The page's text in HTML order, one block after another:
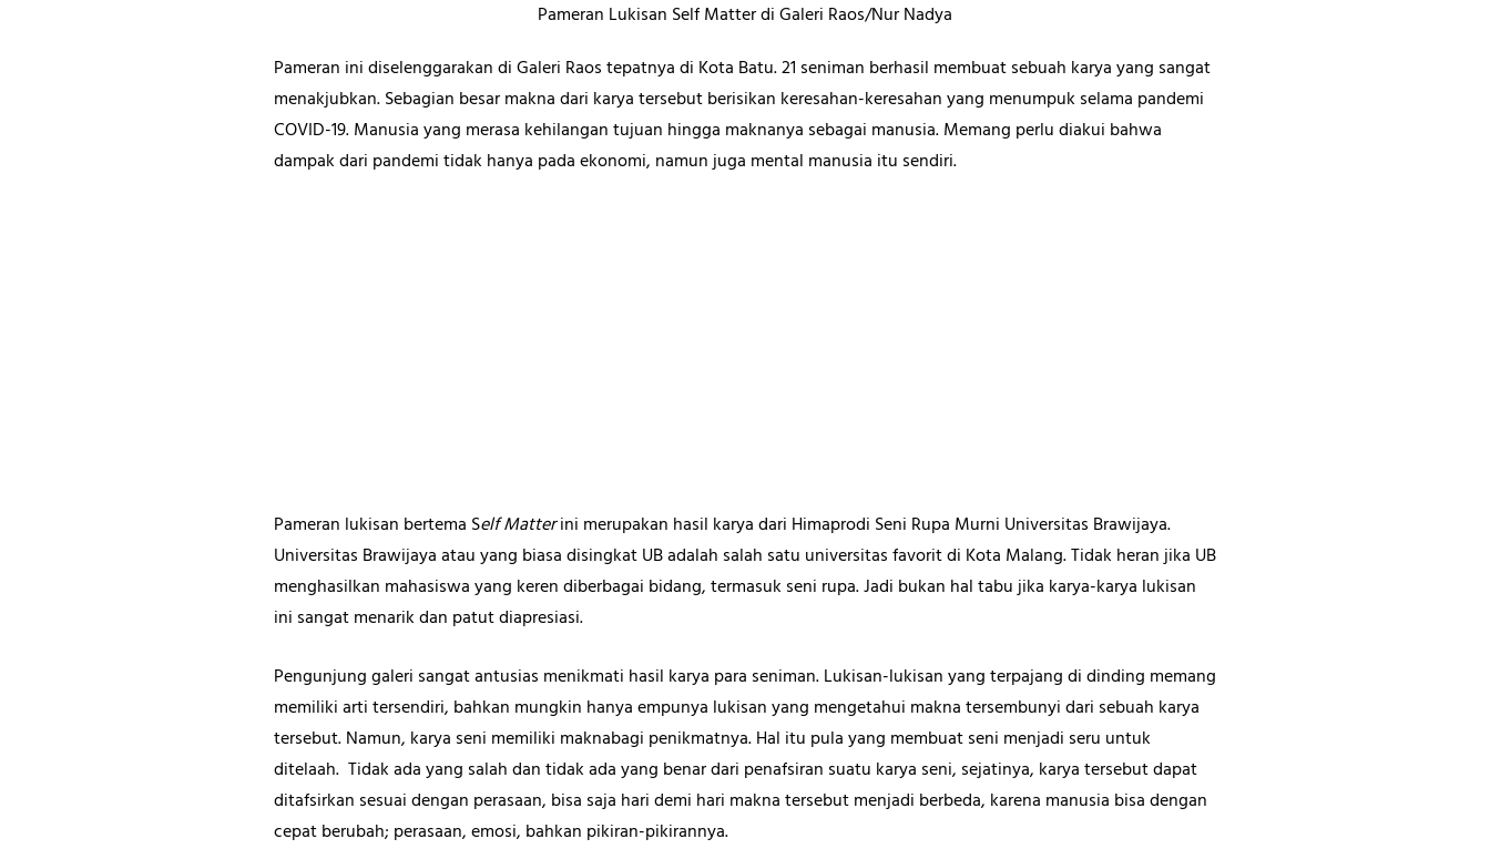
Pameran Lukisan Self Matter di Galeri Raos/Nur Nadya
Pameran ini diselenggarakan di Galeri Raos tepatnya di Kota Batu. 21 seniman berhasil membuat sebuah karya yang sangat
menakjubkan. Sebagian besar makna dari karya tersebut berisikan keresahan-keresahan yang menumpuk selama pandemi
COVID-19. Manusia yang merasa kehilangan tujuan hingga maknanya sebagai manusia. Memang perlu diakui bahwa
dampak dari pandemi tidak hanya pada ekonomi, namun juga mental manusia itu sendiri.
Pameran lukisan bertema Self Matterini merupakan hasil karya dari Himaprodi Seni Rupa Murni Universitas Brawijaya.
Universitas Brawijaya atau yang biasa disingkat UB adalah salah satu universitas favorit di Kota Malang. Tidak heran jika UB
menghasilkan mahasiswa yang keren diberbagai bidang, termasuk seni rupa. Jadi bukan hal tabu jika karya-karya lukisan
ini sangat menarik dan patut diapresiasi.
Pengunjung galeri sangat antusias menikmati hasil karya para seniman. Lukisan-lukisan yang terpajang di dinding memang
memiliki arti tersendiri, bahkan mungkin hanya empunya lukisan yang mengetahui makna tersembunyi dari sebuah karya
tersebut. Namun, karya seni memiliki maknabagi penikmatnya. Hal itu pula yang membuat seni menjadi seru untuk
ditelaah. Tidak ada yang salah dan tidak ada yang benar dari penafsiran suatu karya seni, sejatinya, karya tersebut dapat
ditafsirkan sesuai dengan perasaan, bisa saja hari demi hari makna tersebut menjadi berbeda, karena manusia bisa dengan
cepat berubah; perasaan, emosi, bahkan pikiran-pikirannya.